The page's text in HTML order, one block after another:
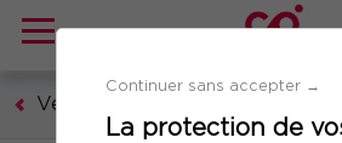
Continuer sans accepter →
La protection de
Vente et relation client